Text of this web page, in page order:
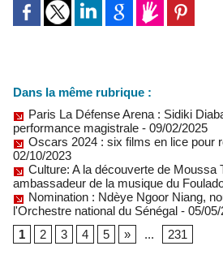
Dans la même rubrique :
Paris La Défense Arena : Sidiki
performance magistrale - 09/02/2025
Oscars 2024 : six films en lice pour
02/10/2023
Culture: A la découverte de Moussa
ambassadeur de la musique du
Nomination : Ndèye Ngoor Niang,
l'Orchestre national du Sénégal - 05/
1
2 3 4 5 » ... 231